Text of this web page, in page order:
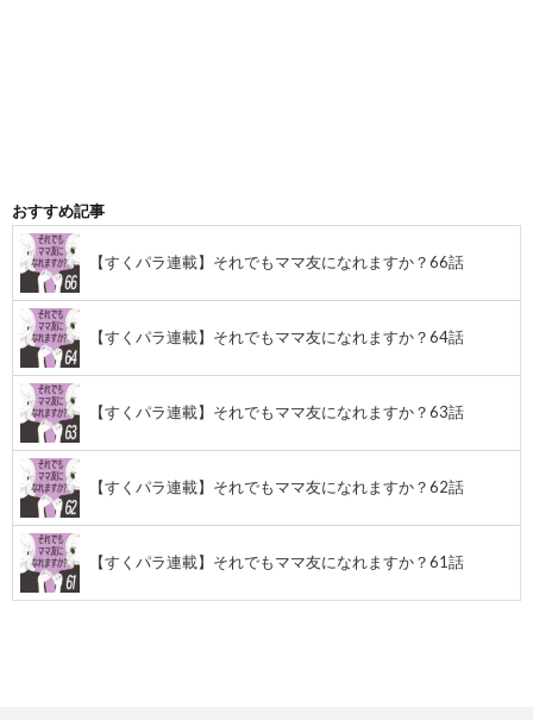
おすすめ記事
【すくパラ連載】それでもママ友になれますか？66話
【すくパラ連載】それでもママ友になれますか？64話
【すくパラ連載】それでもママ友になれますか？63話
【すくパラ連載】それでもママ友になれますか？62話
【すくパラ連載】それでもママ友になれますか？61話